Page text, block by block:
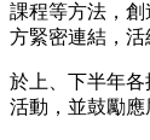
課程等方法，
方緊密連結，活
於上、下半年各
活動，並鼓勵應